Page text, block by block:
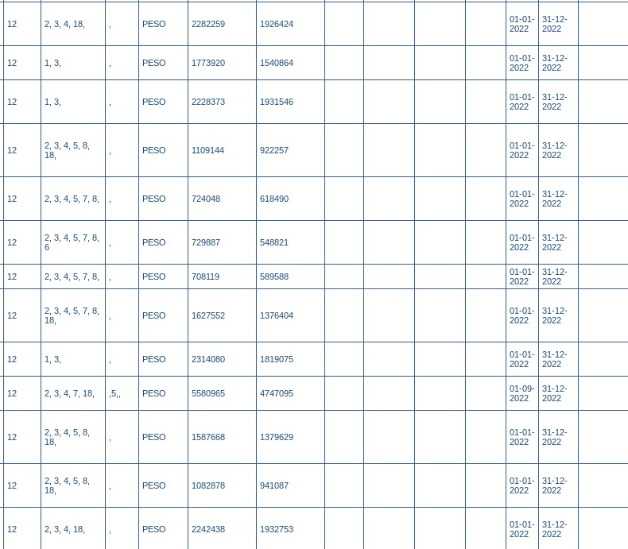
12 2, 3, 4, 18, PESO 2282259 1926424
01-01-
2022
31-12-
2022
12 1, 3, PESO 1773920 1540864
01-01-
2022
31-12-
2022
12 1, 3, PESO 2228373 1931546
01-01-
2022
31-12-
2022
12
2, 3, 4, 5, 8,
18,
PESO 1109144 922257
01-01-
2022
31-12-
2022
12 2, 3, 4, 5, 7, 8, PESO 724048 618490
01-01-
2022
31-12-
2022
12
2, 3, 4, 5, 7, 8,
6
PESO 729887 548821
01-01-
2022
31-12-
2022
12 2, 3, 4, 5, 7, 8, PESO 708119 589588
01-01-
2022
31-12-
2022
12
2, 3, 4, 5, 7, 8,
18,
PESO 1627552 1376404
01-01-
2022
31-12-
2022
12 1, 3, PESO 2314080 1819075
01-01-
2022
31-12-
2022
12 2, 3, 4, 7, 18, ,5,, PESO 5580965 4747095
01-09-
2022
31-12-
2022
12
2, 3, 4, 5, 8,
18,
PESO 1587668 1379629
01-01-
2022
31-12-
2022
12
2, 3, 4, 5, 8,
18,
PESO 1082878 941087
01-01-
2022
31-12-
2022
12 2, 3, 4, 18, PESO 2242438 1932753
01-01-
2022
31-12-
2022